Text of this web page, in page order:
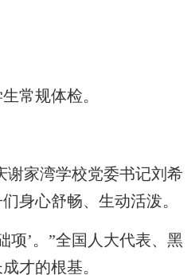
常规体检。
家湾学校党委书记刘希
身心舒畅、生动活泼。
’。”全国人大代表、黑
才的根基。